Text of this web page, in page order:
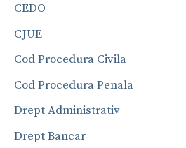
CEDO
CJUE
Cod Procedura Civila
Cod Procedura Penala
Drept Administrativ
Drept Bancar